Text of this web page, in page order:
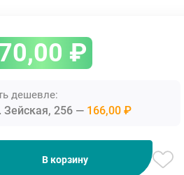
₽
дешевле:
Зейская, 256 166,00 ₽
В корзину